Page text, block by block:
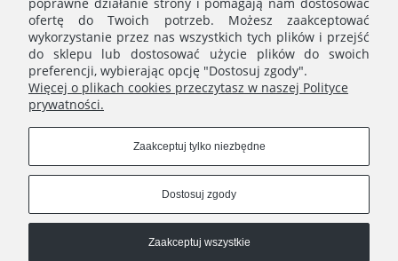
39,00 zł
Do koszyka
MENU
ERNST STUDIO
| | e-mail:shop@ernststudio.pl
ofertę do Twoich potrzeb. Możesz zaakceptować
wykorzystanie przez nas wszystkich tych plików i przejść
do sklepu lub dostosować użycie plików do swoich
preferencji, wybierając opcję "Dostosuj zgody".
Więcej o plikach cookies przeczytasz w naszej Polityce
prywatności.
Zaakceptuj tylko niezbędne
Dostosuj zgody
Zaakceptuj wszystkie